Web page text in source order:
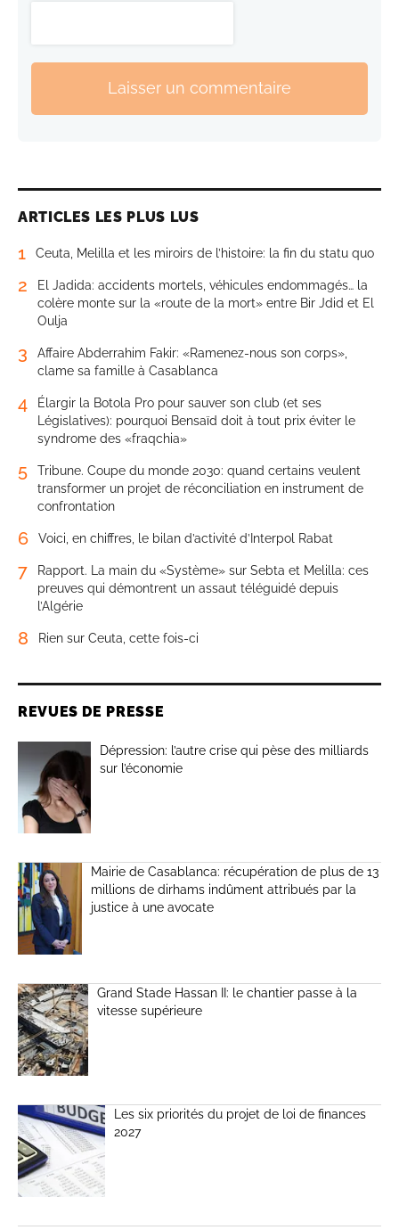
Laisser un commentaire
ARTICLES LES PLUS LUS
1 Ceuta, Melilla et les miroirs de l’histoire: la fin du statu quo
2
El Jadida: accidents mortels, véhicules endommagés… la
colère monte sur la «route de la mort» entre Bir Jdid et El
Oulja
3
Affaire Abderrahim Fakir: «Ramenez-nous son corps»,
clame sa famille à Casablanca
4
Élargir la Botola Pro pour sauver son club (et ses
Législatives): pourquoi Bensaïd doit à tout prix éviter le
syndrome des «fraqchia»
5
Tribune. Coupe du monde 2030: quand certains veulent
transformer un projet de réconciliation en instrument de
confrontation
6 Voici, en chiffres, le bilan d’activité d’Interpol Rabat
7
Rapport. La main du «Système» sur Sebta et Melilla: ces
preuves qui démontrent un assaut téléguidé depuis
l’Algérie
8 Rien sur Ceuta, cette fois-ci
REVUES DE PRESSE
Dépression: l’autre crise qui pèse des milliards
sur l’économie
Mairie de Casablanca: récupération de plus de 13
millions de dirhams indûment attribués par la
justice à une avocate
Grand Stade Hassan II: le chantier passe à la
vitesse supérieure
Les six priorités du projet de loi de finances
2027